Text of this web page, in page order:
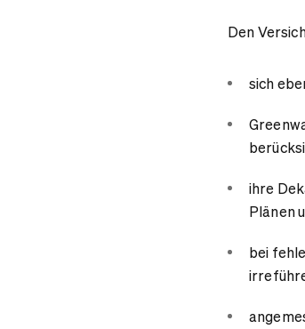
Den
sich
ihre
Plänen
bei